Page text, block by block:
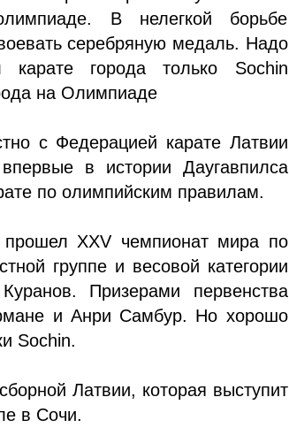
В нелегкой борьбе
серебряную медаль. Надо
города только Sochin
на Олимпиаде
с Федерацией карате Латвии
в истории Даугавпилса
по олимпийским правилам.
XXV чемпионат мира по
группе и весовой категории
Призерами первенства
и Анри Самбур. Но хорошо
Sochin.
Латвии, которая выступит
в Сочи.